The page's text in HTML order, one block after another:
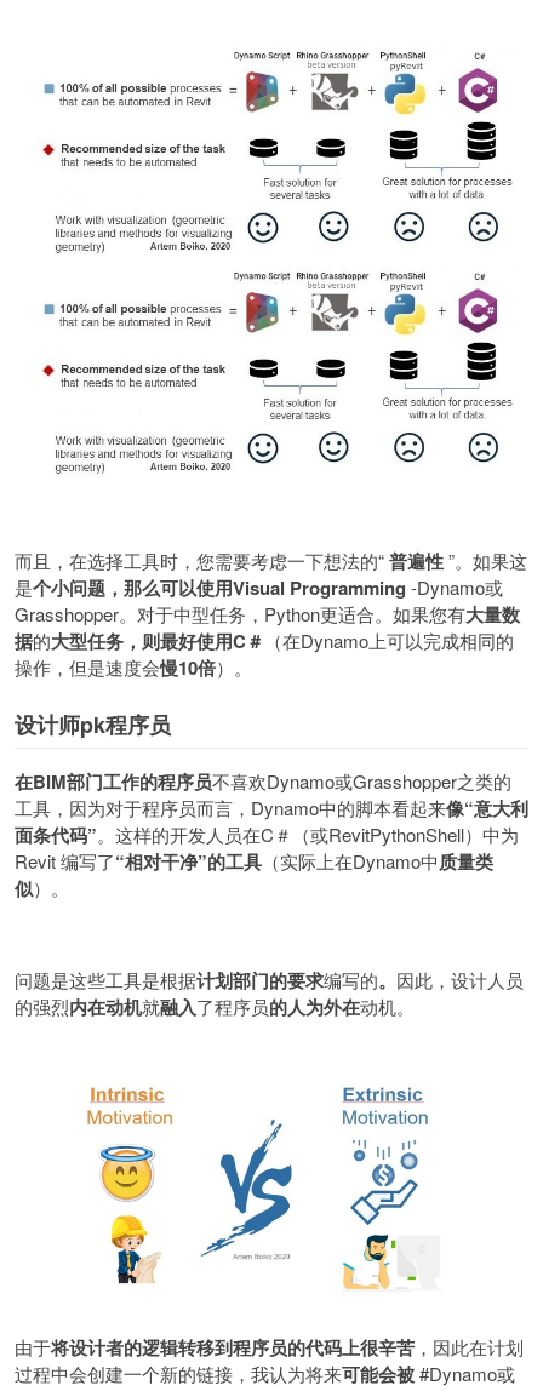
而且，在选择工具时，您需要考虑一下想法的“普遍性”。如果这
是个小问题，那么可以使用Visual Programming -Dynamo或
Grasshopper。对于中型任务， Python更适合。如果您有大量数
据的大型任务，则最好使用C＃ （在Dynamo 上可以完成相同的
操作，但是速度会慢10倍）。
设计师pk程序员
在BIM部门工作的程序员不喜欢Dynamo或Grasshopper之类的
工具，因为对于程序员而言， Dynamo中的脚本看起来像“意大利
面条代码”。这样的开发人员在C＃（或RevitPythonShell）中为
Revit编写了“相对干净”的工具 （实际上在Dynamo中质量类
似）。
问题是这些工具是根据计划部门的要求编写的。 因此，设计人员
的强烈内在动机就融入了程序员的人为外在动机。
由于将设计者的逻辑转移到程序员的代码上很辛苦 ，因此在计划
过程中会创建一个新的链接，我认为将来可能会被#Dynamo或